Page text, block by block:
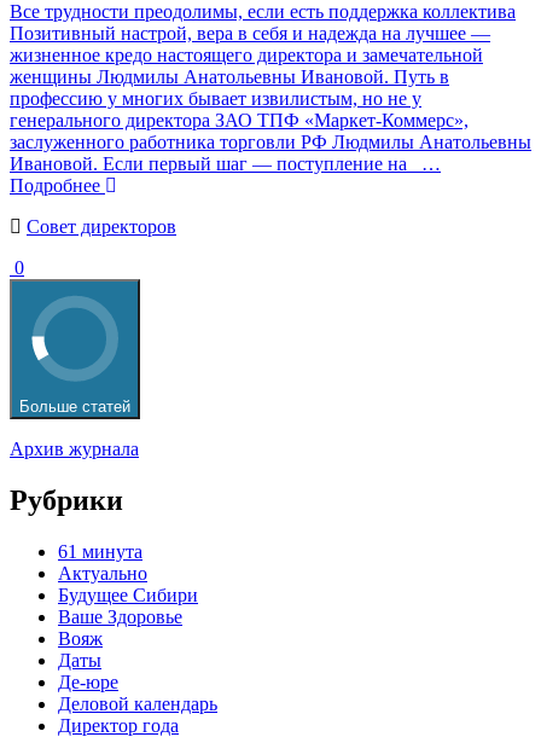
Все трудности преодолимы, если есть поддержка коллектива
Позитивный настрой, вера в себя и надежда на лучшее —
жизненное кредо настоящего директора и замечательной
женщины Людмилы Анатольевны Ивановой. Путь в
профессию у многих бывает извилистым, но не у
генерального директора ЗАО ТПФ «Маркет-Коммерс»,
заслуженного работника торговли РФ Людмилы Анатольевны
Ивановой. Если первый шаг — поступление на
…
Подробнее
Cовет директоров
0
Больше статей
Архив журнала
Рубрики
61 минута
Актуально
Будущее Сибири
Ваше Здоровье
Вояж
Даты
Де-юре
Деловой календарь
Директор года